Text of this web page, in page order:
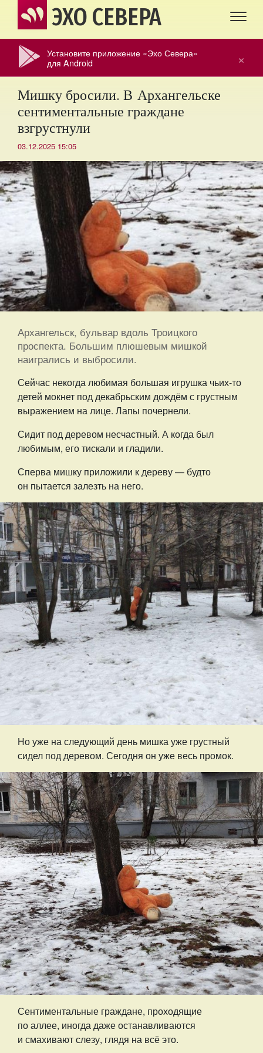
ЭХО СЕВЕРА
×
Установите приложение «Эхо Севера»
для Android
Мишку бросили. В Архангельске
сентиментальные граждане
взгрустнули
03.12.2025 15:05
Архангельск, бульвар вдоль Троицкого
проспекта. Большим плюшевым мишкой
наигрались и выбросили.
Сейчас некогда любимая большая игрушка чьих-то
детей мокнет под декабрьским дождём с грустным
выражением на лице. Лапы почернели.
Сидит под деревом несчастный. А когда был
любимым, его тискали и гладили.
Сперва мишку приложили к дереву — будто
он пытается залезть на него.
Но уже на следующий день мишка уже грустный
сидел под деревом. Сегодня он уже весь промок.
Сентиментальные граждане, проходящие
по аллее, иногда даже останавливаются
и смахивают слезу, глядя на всё это.